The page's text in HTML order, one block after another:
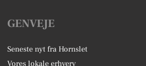
GENVEJE
Seneste nyt fra Hornslet
Vores lokale erhverv